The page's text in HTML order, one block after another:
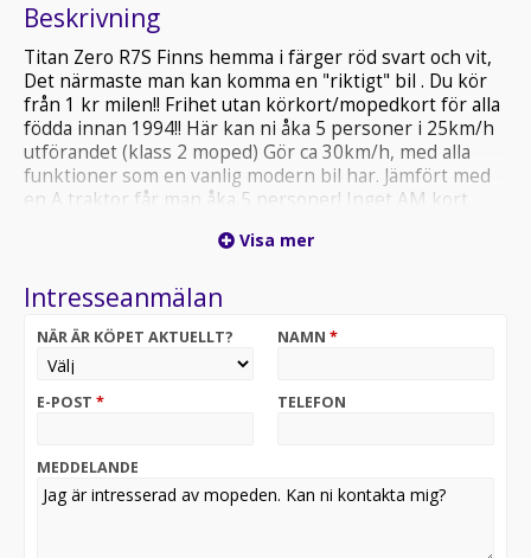
Beskrivning
Titan Zero R7S Finns hemma i färger röd svart och vit,
Det närmaste man kan komma en "riktigt" bil . Du kör
från 1 kr milen!! Frihet utan körkort/mopedkort för alla
födda innan 1994!! Här kan ni åka 5 personer i 25km/h
utförandet (klass 2 moped) Gör ca 30km/h, med alla
funktioner som en vanlig modern bil har. Jämfört med
en A traktor får man åka 5 personer! Inget AM kort
mopedbilen är utrustad till "Max" redan från början. Du
bland trängre utrymmen där "Vanliga" bilar inte får
avstånd, eller varför inte ta en sväng ner på stan ? En
extremt rolig bil för 4-5 personer, roligt och
162cm höjd170cm, 25km/h får framföras med det
1994 så behövs inget förarbevis/körkort alls! Ett bra
alternativ för dig som blivit av med ditt körkort eller om
du aldrig tagit något!Laddtid: 6-8 timmar i vanligt 230V
Visa mer
Intresseanmälan
NÄR ÄR KÖPET AKTUELLT? NAMN *
E-POST * TELEFON
MEDDELANDE